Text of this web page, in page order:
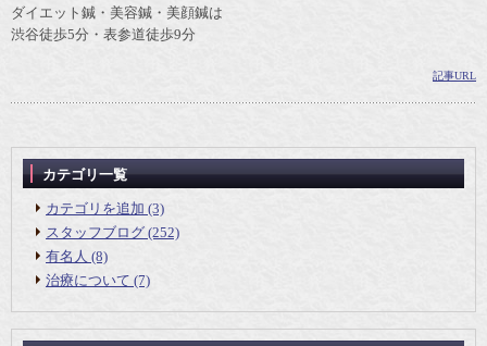
ダイエット鍼・美容鍼・美顔鍼は
渋谷徒歩5分・表参道徒歩9分
記事URL
カテゴリ一覧
カテゴリを追加 (3)
スタッフブログ (252)
有名人 (8)
治療について (7)